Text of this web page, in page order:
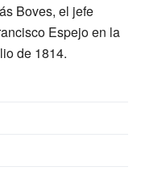
Boves, el jefe
Espejo en la
de 1814.